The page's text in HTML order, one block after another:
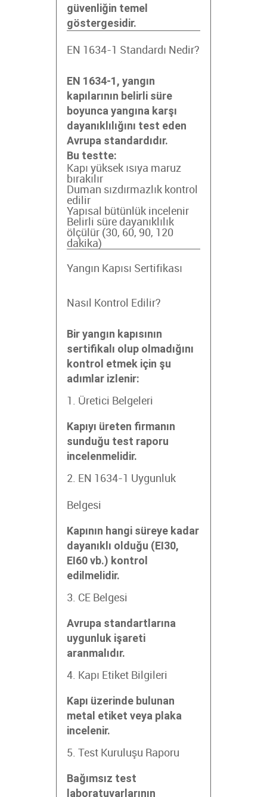
güvenliğin temel
göstergesidir.
EN 1634-1 Standardı Nedir?
EN 1634-1, yangın
kapılarının belirli süre
boyunca yangına karşı
dayanıklılığını test eden
Avrupa standardıdır.
Bu testte:
Kapı yüksek ısıya maruz
bırakılır
Duman sızdırmazlık kontrol
edilir
Yapısal bütünlük incelenir
Belirli süre dayanıklılık
ölçülür (30, 60, 90, 120
dakika)
Yangın Kapısı Sertifikası
Nasıl Kontrol Edilir?
Bir yangın kapısının
sertifikalı olup olmadığını
kontrol etmek için şu
adımlar izlenir:
1. Üretici Belgeleri
Kapıyı üreten firmanın
sunduğu test raporu
incelenmelidir.
2. EN 1634-1 Uygunluk
Belgesi
Kapının hangi süreye kadar
dayanıklı olduğu (EI30,
EI60 vb.) kontrol
edilmelidir.
3. CE Belgesi
Avrupa standartlarına
uygunluk işareti
aranmalıdır.
4. Kapı Etiket Bilgileri
Kapı üzerinde bulunan
metal etiket veya plaka
incelenir.
5. Test Kuruluşu Raporu
Bağımsız test
laboratuvarlarının